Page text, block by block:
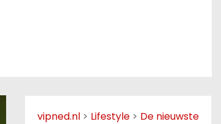
vipned.nl > Lifestyle > De nieuwste